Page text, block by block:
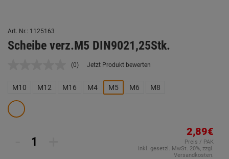
Art. Nr.: 1125163
Scheibe verz.M5 DIN9021,25Stk.
Kein
Link
auf
(0) Jetzt Produkt bewerten
M10 M12 M16 M4 M5 M6 M8
2,89€
Preis / PAK
inkl. gesetzl. MwSt. 20%, zzgl.
Versandkosten.